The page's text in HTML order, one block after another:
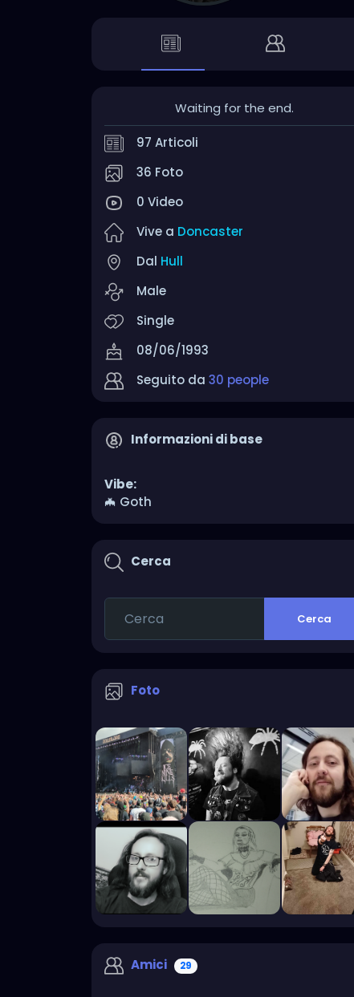
Waiting for the end.
97 Articoli
36 Foto
0 Video
Vive a Doncaster
Dal Hull
Male
Single
08/06/1993
Seguito da 30 people
Informazioni di base
Vibe:
🦇 Goth
Cerca
Cerca
Foto
Amici 29